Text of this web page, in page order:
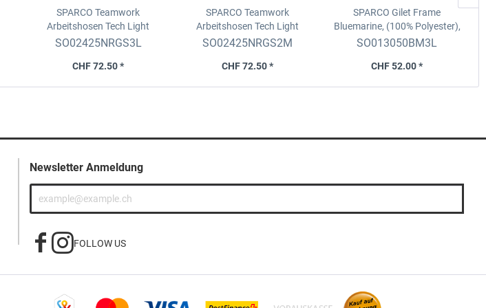
SPARCO Teamwork
Arbeitshosen Tech Light
Schwarz-Dunkelgrau, 90%
SO02425NRGS3L
CHF 72.50 *
SPARCO Teamwork
Arbeitshosen Tech Light
Schwarz-Dunkelgrau, 90%
SO02425NRGS2M
CHF 72.50 *
SPARCO Gilet Frame
Bluemarine, (100% Polyester),
Grösse L
SO013050BM3L
CHF 52.00 *
Newsletter Anmeldung
FOLLOW US